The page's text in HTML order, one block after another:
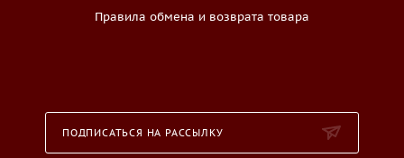
Правила обмена и возврата товара
ПОДПИСАТЬСЯ НА РАССЫЛКУ